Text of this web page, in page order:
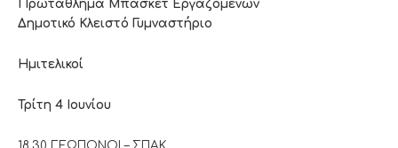
Πρωτάθλημα Μπάσκετ Εργαζομένων
Δημοτικό Κλειστό Γυμναστήριο
Ημιτελικοί
Τρίτη 4 Ιουνίου